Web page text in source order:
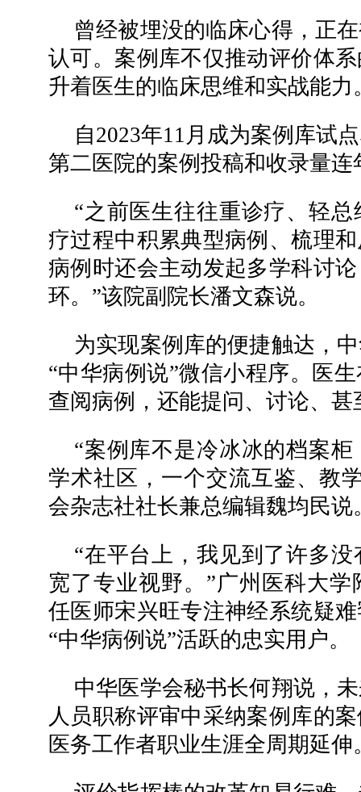
曾经被埋没的临床心得，正
认可。案例库不仅推动评价体
升着医生的临床思维和实战能力
自2023年11月成为案例库试
第二医院的案例投稿和收录量连
“之前医生往往重诊疗、轻
疗过程中积累典型病例、梳理
病例时还会主动发起多学科讨
环。”该院副院长潘文森说。
为实现案例库的便捷触达，
“中华病例说”微信小程序。医
查阅病例，还能提问、讨论、
“案例库不是冷冰冰的档案
学术社区，一个交流互鉴、教
会杂志社社长兼总编辑魏均民说
“在平台上，我见到了许多
宽了专业视野。”广州医科大
任医师宋兴旺专注神经系统疑
“中华病例说”活跃的忠实用户。
中华医学会秘书长何翔说，
人员职称评审中采纳案例库的
医务工作者职业生涯全周期延伸